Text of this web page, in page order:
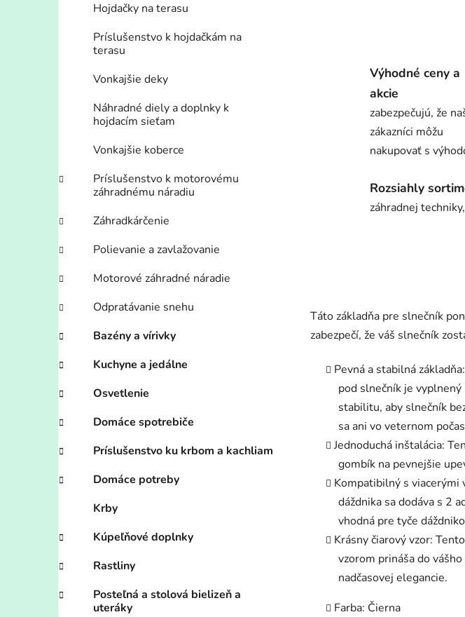
Hojdačky na terasu
Príslušenstvo k hojdačkám na
terasu
Vonkajšie deky
Náhradné diely a doplnky k
hojdacím sieťam
Vonkajšie koberce
Príslušenstvo k motorovému
záhradnému náradiu
Záhradkárčenie
Polievanie a zavlažovanie
Motorové záhradné náradie
Odpratávanie snehu
Bazény a vírivky
Kuchyne a jedálne
Osvetlenie
Domáce spotrebiče
Príslušenstvo ku krbom a kachliam
Domáce potreby
Krby
Kúpeľňové doplnky
Rastliny
Posteľná a stolová bielizeň a
uteráky
Výhodné ceny a
akcie
zabezpečujú, že
zákazníci môžu
nakupovať s
Rozsiahly
záhradnej
Táto základňa pre slnečník
zabezpečí, že váš slnečník
Pevná a stabilná
pod slnečník je
stabilitu, aby slnečník
sa ani vo veternom
Jednoduchá inštalácia:
gombík na pevnejšie
Kompatibilný s viacerými
dáždnika sa dodáva s 2
vhodná pre tyče
Krásny čiarový vzor:
vzorom prináša do
nadčasovej elegancie.
Farba: Čierna